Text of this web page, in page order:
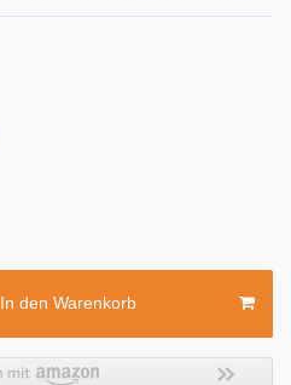
In den Warenkorb